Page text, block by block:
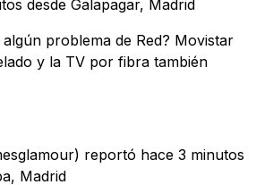
desde Galapagar, Madrid
algún problema de Red? Movistar
y la TV por fibra también
reportó hace 3 minutos
Madrid